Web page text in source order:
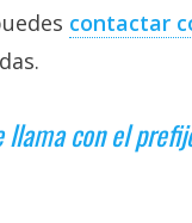
contactar
llama con el